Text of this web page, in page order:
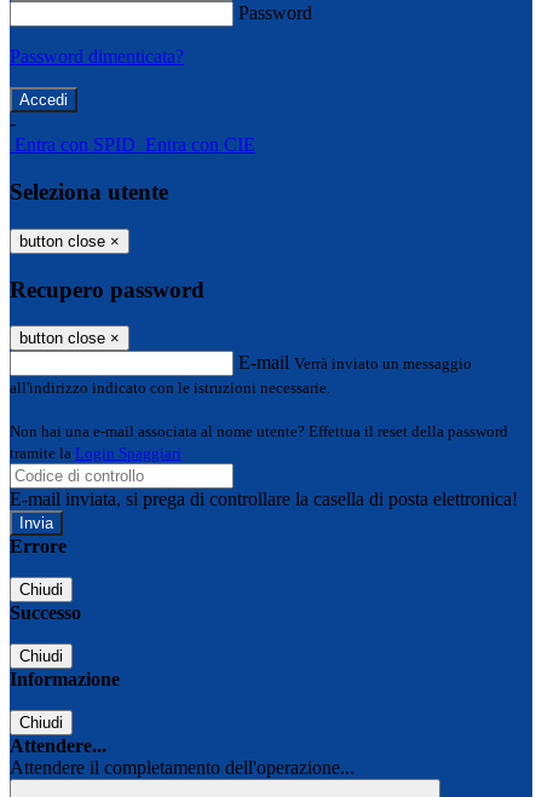
Password
Password dimenticata?
-
Entra con SPID Entra con CIE
Seleziona utente
button close ×
Recupero password
button close ×
E-mail Verrà inviato un messaggio
all'indirizzo indicato con le istruzioni necessarie.
Non hai una e-mail associata al nome utente? Effettua il reset della password
tramite la Login Spaggiari
E-mail inviata, si prega di controllare la casella di posta elettronica!
Errore
Chiudi
Successo
Chiudi
Informazione
Chiudi
Attendere...
Attendere il completamento dell'operazione...